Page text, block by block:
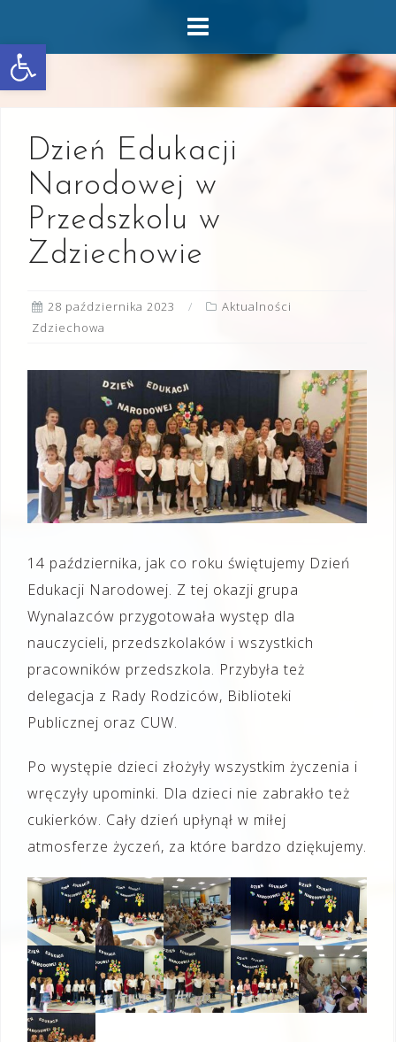
Otwórz pasek narzędzi
content
Dzień Edukacji
Narodowej w
Przedszkolu w
Zdziechowie
28 października 2023
Aktualności
Zdziechowa
14 października, jak co roku świętujemy Dzień
Edukacji Narodowej. Z tej okazji grupa
Wynalazców przygotowała występ dla
nauczycieli, przedszkolaków i wszystkich
pracowników przedszkola. Przybyła też
delegacja z Rady Rodziców, Biblioteki
Publicznej oraz CUW.
Po występie dzieci złożyły wszystkim życzenia i
wręczyły upominki. Dla dzieci nie zabrakło też
cukierków. Cały dzień upłynął w miłej
atmosferze życzeń, za które bardzo dziękujemy.